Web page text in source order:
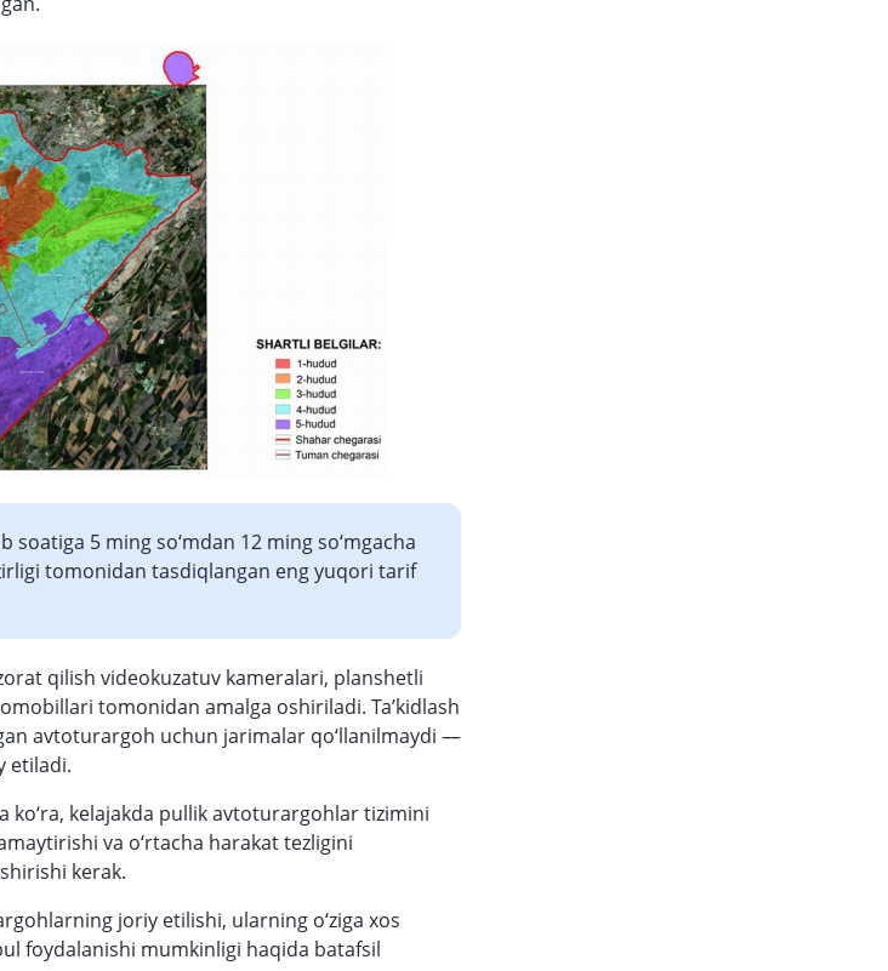
5 ming so‘mdan 12 ming so‘mgacha
tomonidan tasdiqlangan eng yuqori tarif
qilish videokuzatuv kameralari, planshetli
tomonidan amalga oshiriladi. Ta’kidlash
avtoturargoh uchun jarimalar qo‘llanilmaydi —
etiladi.
ko‘ra, kelajakda pullik avtoturargohlar tizimini
va o‘rtacha harakat tezligini
kerak.
joriy etilishi, ularning o‘ziga xos
foydalanishi mumkinligi haqida batafsil